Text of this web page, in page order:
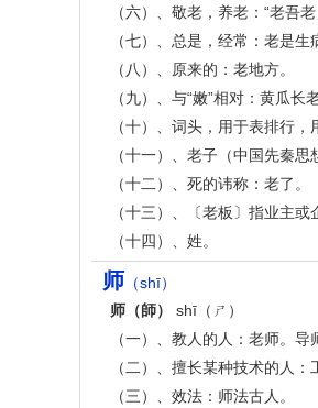
（六）、敬老，养老：“老吾
（七）、总是，经常：老是生
（八）、原来的：老地方。
（九）、与“嫩”相对：黄瓜长
（十）、词头，用于表排行
（十一）、老子（中国先秦思
（十二）、死的讳称：老了。
（十三）、〔老板〕指业主或
（十四）、姓。
师 （shī）
师（師）
shī（ㄕ）
（一）、教人的人：老师。
（二）、擅长某种技术的人：
（三）、效法：师法古人。